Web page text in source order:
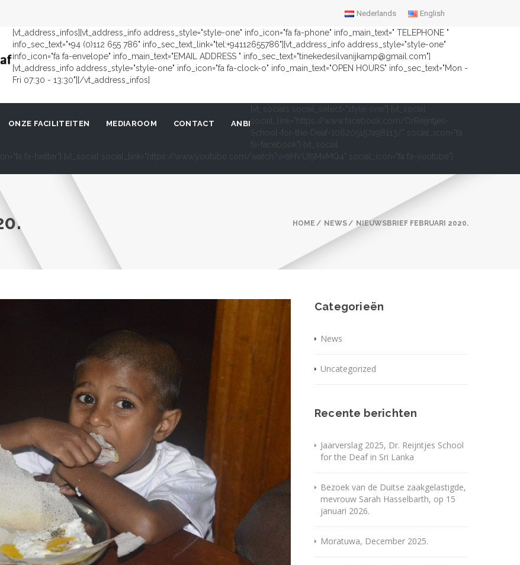
Nederlands English
[vt_address_infos][vt_address_info address_style="style-one" info_icon="fa fa-phone" info_main_text=" TELEPHONE "
info_sec_text="+94 (0)112 655 786" info_sec_text_link="tel:+94112655786"][vt_address_info address_style="style-one"
info_icon="fa fa-envelope" info_main_text="EMAIL ADDRESS " info_sec_text="tinekedesilvanijkamp@gmail.com"]
[vt_address_info address_style="style-one" info_icon="fa fa-clock-o" info_main_text="OPEN HOURS" info_sec_text="Mon -
Fri 07:30 - 13:30"][/vt_address_infos]
ONZE FACILITEITEN MEDIAROOM CONTACT ANBI
[vt_socials social_select="style-one"] [vt_social
social_link="https://www.facebook.com/DrReijntjes-
School-for-the-Deaf-106205157498113/" social_icon="fa
fa-facebook"] [vt_social
fa-twitter"] [vt_social social_link="https://www.youtube.com/watch?v=9HVUf5MxMQ4" social_icon="fa fa-youtube"]
HOME NEWS NIEUWSBRIEF FEBRUARI 2020.
Categorieën
News
Uncategorized
Recente berichten
Jaarverslag 2025, Dr. Reijntjes School
for the Deaf in Sri Lanka
Bezoek van de Duitse zaakgelastigde,
mevrouw Sarah Hasselbarth, op 15
januari 2026.
Moratuwa, December 2025.